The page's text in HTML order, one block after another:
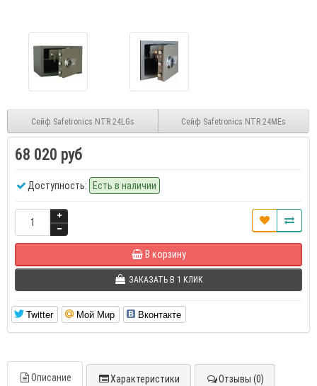
Сейф Safetronics NTR 24LGs Сейф Safetronics NTR 24MEs
68 020 руб
Доступность: Есть в наличии
В корзину
ЗАКАЗАТЬ В 1 КЛИК
Twitter Мой Мир Вконтакте
Описание Характеристики Отзывы (0)